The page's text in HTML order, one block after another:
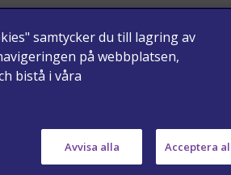
samtycker du till lagring av
på webbplatsen,
bistå i våra
Avvisa alla Acceptera